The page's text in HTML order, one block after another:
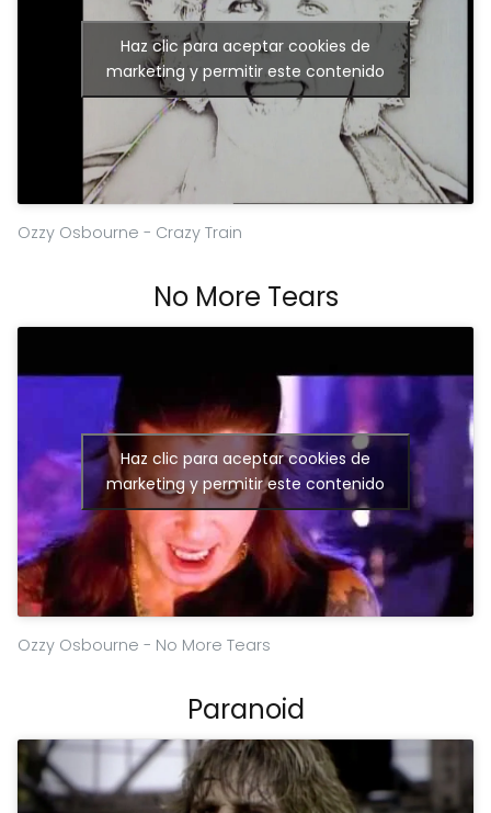
Haz clic para aceptar cookies de
marketing y permitir este contenido
Ozzy Osbourne - Crazy Train
No More Tears
Haz clic para aceptar cookies de
marketing y permitir este contenido
Ozzy Osbourne - No More Tears
Paranoid